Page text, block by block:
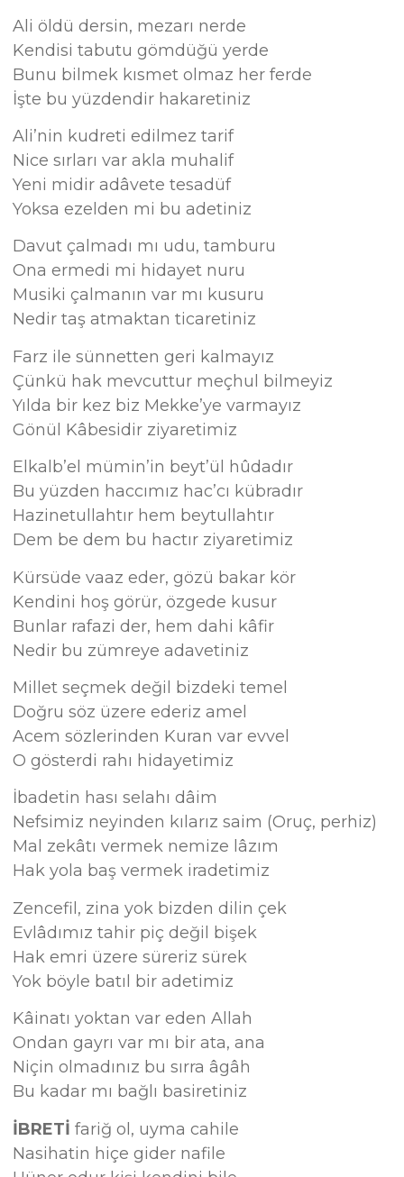
Ali öldü dersin, mezarı nerde
Kendisi tabutu gömdüğü yerde
Bunu bilmek kısmet olmaz her ferde
İşte bu yüzdendir hakaretiniz
Ali’nin kudreti edilmez tarif
Nice sırları var akla muhalif
Yeni midir adâvete tesadüf
Yoksa ezelden mi bu adetiniz
Davut çalmadı mı udu, tamburu
Ona ermedi mi hidayet nuru
Musiki çalmanın var mı kusuru
Nedir taş atmaktan ticaretiniz
Farz ile sünnetten geri kalmayız
Çünkü hak mevcuttur meçhul bilmeyiz
Yılda bir kez biz Mekke’ye varmayız
Gönül Kâbesidir ziyaretimiz
Elkalb’el mümin’in beyt’ül hûdadır
Bu yüzden haccımız hac’cı kübradır
Hazinetullahtır hem beytullahtır
Dem be dem bu hactır ziyaretimiz
Kürsüde vaaz eder, gözü bakar kör
Kendini hoş görür, özgede kusur
Bunlar rafazi der, hem dahi kâfir
Nedir bu zümreye adavetiniz
Millet seçmek değil bizdeki temel
Doğru söz üzere ederiz amel
Acem sözlerinden Kuran var evvel
O gösterdi rahı hidayetimiz
İbadetin hası selahı dâim
Nefsimiz neyinden kılarız saim (Oruç, perhiz)
Mal zekâtı vermek nemize lâzım
Hak yola baş vermek iradetimiz
Zencefil, zina yok bizden dilin çek
Evlâdımız tahir piç değil bişek
Hak emri üzere süreriz sürek
Yok böyle batıl bir adetimiz
Kâinatı yoktan var eden Allah
Ondan gayrı var mı bir ata, ana
Niçin olmadınız bu sırra âgâh
Bu kadar mı bağlı basiretiniz
İBRETİ fariğ ol, uyma cahile
Nasihatin hiçe gider nafile